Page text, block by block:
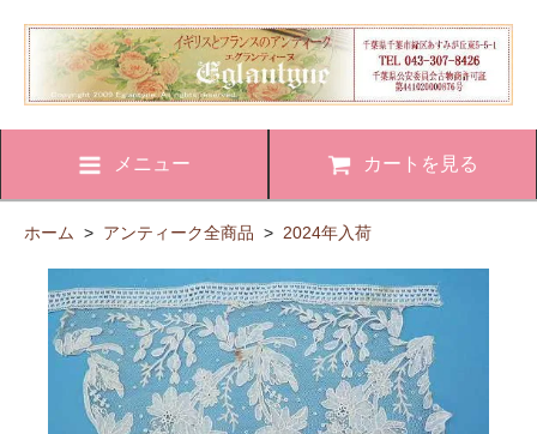
メニュー カートを見る
ホーム > アンティーク全商品 > 2024年入荷